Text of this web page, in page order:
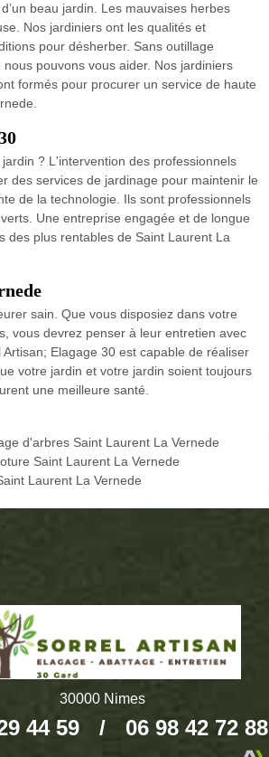
beau jardin. Les mauvaises herbes
Nos jardiniers ont les qualités et
pour désherber. Sans outillage
pouvons vous aider. Nos jardiniers
formés pour procurer un service de haute
? L'intervention des professionnels
des services de jardinage pour maintenir le
de la technologie. Ils sont professionnels
Une entreprise engagée et de longue
plus rentables de Saint Laurent La
sain. Que vous disposiez dans votre
vous devrez penser à leur entretien avec
Elagage 30 est capable de réaliser
votre jardin et votre jardin soient toujours
une meilleure santé.
d'arbres Saint Laurent La Vernede
Saint Laurent La Vernede
Laurent La Vernede
30000 Nimes
44 59 / 06 98 42 72 88